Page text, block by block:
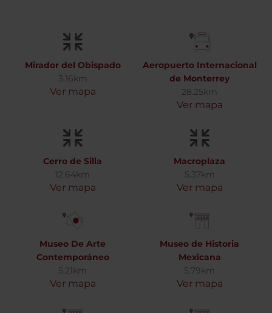
Mirador del Obispado
3.16km
Ver mapa
Aeropuerto Internacional
de Monterrey
28.25km
Ver mapa
Cerro de Silla
12.64km
Ver mapa
Macroplaza
5.37km
Ver mapa
Museo De Arte
Contemporáneo
5.21km
Ver mapa
Museo de Historia
Mexicana
5.79km
Ver mapa